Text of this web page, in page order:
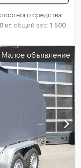
средства:
кг, общий вес:1 500
Малое объявление